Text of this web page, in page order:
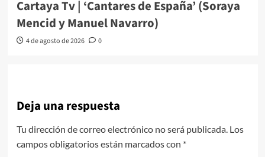
Cartaya Tv | ‘Cantares de España’ (Soraya
Mencid y Manuel Navarro)
4 de agosto de 2026 0
Deja una respuesta
Tu dirección de correo electrónico no será publicada. Los
campos obligatorios están marcados con *